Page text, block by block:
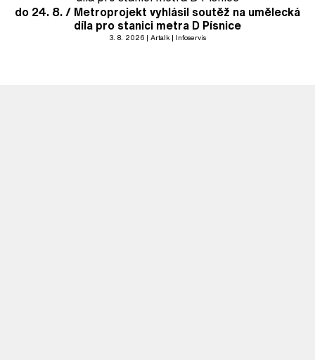
do 24. 8. / Metroprojekt vyhlásil soutěž na umělecká
díla pro stanici metra D Písnice
3. 8. 2026 Artalk Infoservis